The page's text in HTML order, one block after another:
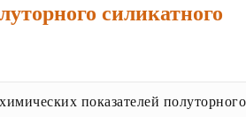
силикатного
показателей